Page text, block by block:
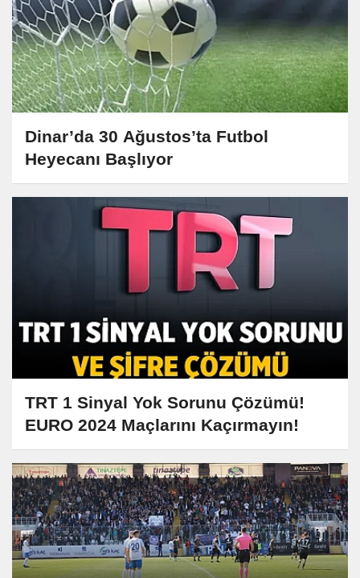
Dinar’da 30 Ağustos’ta Futbol
Heyecanı Başlıyor
TRT 1 Sinyal Yok Sorunu Çözümü!
EURO 2024 Maçlarını Kaçırmayın!